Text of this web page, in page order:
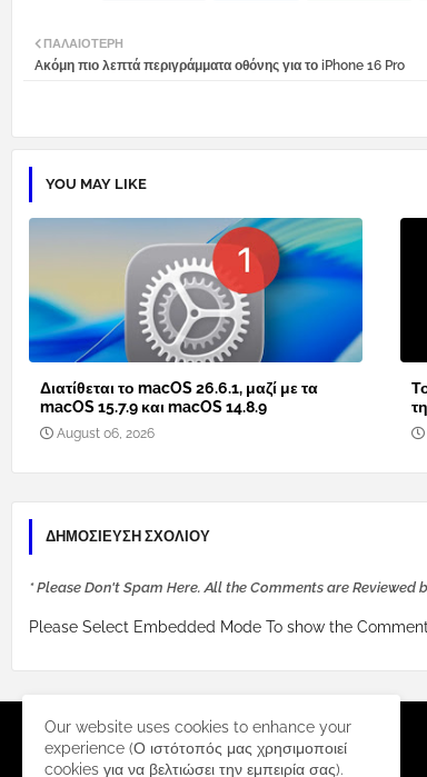
ΠΑΛΑΙΌΤΕΡΗ
Aκόμη πιο λεπτά περιγράμματα οθόνης για το iPhone 16 Pro
YOU MAY LIKE
Διατίθεται το macOS 26.6.1, μαζί με τα
macOS 15.7.9 και macOS 14.8.9
August 06, 2026
ΔΗΜΟΣΊΕΥΣΗ ΣΧΟΛΊΟΥ
* Please Don't Spam Here. All the Comments are Reviewed
Please Select Embedded Mode To show the
Our website uses cookies to enhance your
experience (Ο ιστότοπός μας χρησιμοποιεί
cookies για να βελτιώσει την εμπειρία σας).